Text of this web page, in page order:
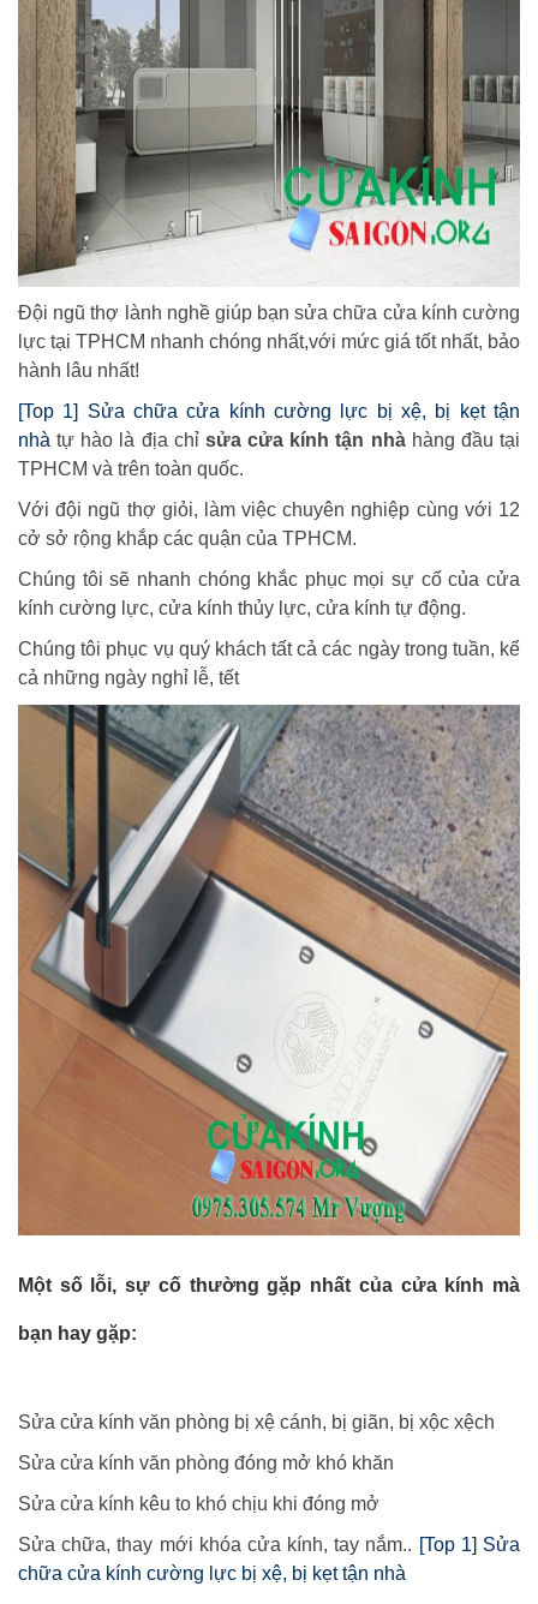
Đội ngũ thợ lành nghề giúp bạn sửa chữa cửa kính cường
lực tại TPHCM nhanh chóng nhất,với mức giá tốt nhất, bảo
hành lâu nhất!
[Top 1] Sửa chữa cửa kính cường lực bị xệ, bị kẹt tận
nhà tự hào là địa chỉ sửa cửa kính tận nhàhàng đầu tại
TPHCM và trên toàn quốc.
Với đội ngũ thợ giỏi, làm việc chuyên nghiệp cùng với 12
cở sở rộng khắp các quận của TPHCM.
Chúng tôi sẽ nhanh chóng khắc phục mọi sự cố của cửa
kính cường lực, cửa kính thủy lực, cửa kính tự động.
Chúng tôi phục vụ quý khách tất cả các ngày trong tuần, kể
cả những ngày nghỉ lễ, tết
Một số lỗi, sự cố thường gặp nhất của cửa kính mà
bạn hay gặp:
Sửa cửa kính văn phòng bị xệ cánh, bị giãn, bị xộc xệch
Sửa cửa kính văn phòng đóng mở khó khăn
Sửa cửa kính kêu to khó chịu khi đóng mở
Sửa chữa, thay mới khóa cửa kính, tay nắm.. [Top 1] Sửa
chữa cửa kính cường lực bị xệ, bị kẹt tận nhà